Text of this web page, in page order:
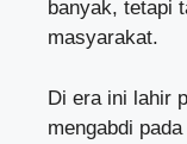
banyak, tetapi
masyarakat.
Di era ini lahir
mengabdi